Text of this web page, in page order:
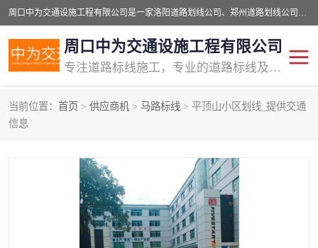
周口中为交通设施工程有限公司是一家洛阳道路划线公司、郑州道路划线公司、平顶山道路车位划线公司、开封车位划线公司、许昌道路车位划线公司、漯河道路车位划线公司，公司始终坚持“诚信、匠心、专注”的宗旨；我们的经营理念是：的服务。
周口中为交通设施工程有限公司
专注道路标线施工，专业的道路标线及交通设施施工服务商!
当前位置： 首页 > 供应商机 > 马路标线 > 平顶山小区划线_提供交通
信息交通道路标线
道路标线划线 马路标线
道路划线